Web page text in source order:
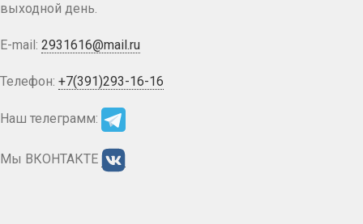
выходной день.
E-mail: 2931616@mail.ru
Телефон: +7(391)293-16-16
Наш телеграмм:
Мы ВКОНТАКТЕ